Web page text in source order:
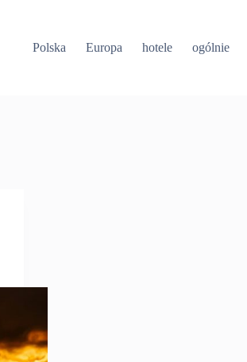
Polska Europa hotele ogólnie